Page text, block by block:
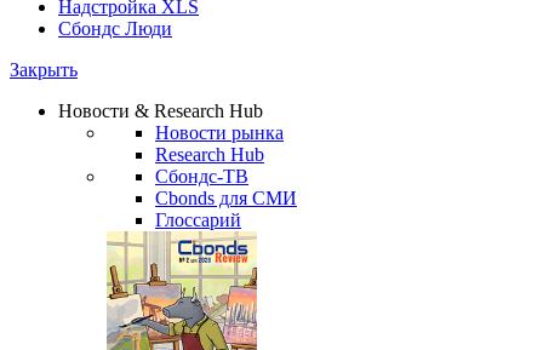
Надстройка XLS
Сбондс Люди
Закрыть
Новости & Research Hub
Новости рынка
Research Hub
Сбондс-ТВ
Cbonds для СМИ
Глоссарий